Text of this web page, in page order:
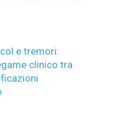
e tremori:
clinico tra